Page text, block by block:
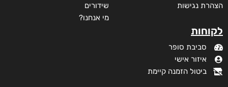
הצהרת נגישות
לקוחות
סביבת סופר
איזור אישי
ביטול הזמנה קיימת
שידורים
מי אנחנו?